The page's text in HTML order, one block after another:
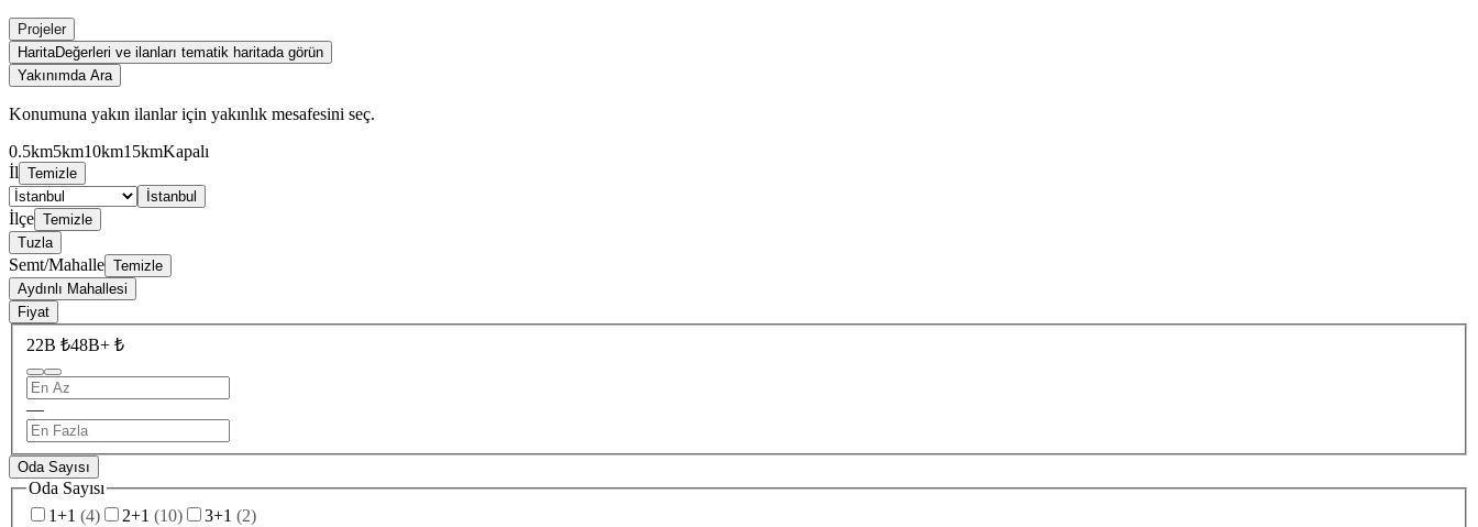
Projeler
HaritaDeğerleri ve ilanları tematik haritada görün
Yakınımda Ara
Konumuna yakın ilanlar için yakınlık mesafesini seç.
0.5km5km10km15kmKapalı
İl Temizle
İstanbul
İlçe Temizle
Tuzla
Semt/Mahalle Temizle
Aydınlı Mahallesi
Fiyat
22B ₺48B+ ₺
—
Oda Sayısı
Oda Sayısı
1+1 (4) 2+1 (10) 3+1 (2)